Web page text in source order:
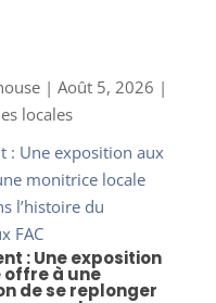
| Août 5, 2026 |
locales
: Une exposition
offre à une
de se replonger